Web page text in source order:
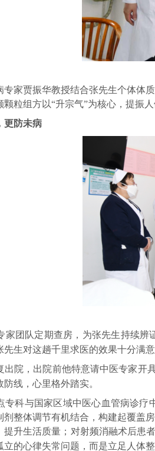
专家贾振华教授结合张先生个体体
颗粒组方以“升宗气”为核心，提振
更防未病
家团队定期查房，为张先生持续辨
生对这趟千里求医的效果十分满意
出院，出院前他特意请中医专家
线，心里格外踏实。
专科与国家区域中医心血管病诊
整体调节有机结合，构建起覆盖
提升生活质量；对射频消融术后患
的心律失常问题，而是立足人体